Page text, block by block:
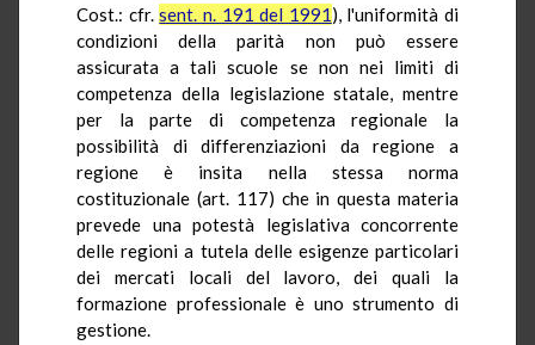
Cost.: cfr.sent. n. 191 del 1991), l'uniformità di
condizioni della parità non può essere
assicurata a tali scuole se non nei limiti di
competenza della legislazione statale, mentre
per la parte di competenza regionale la
possibilità di differenziazioni da regione a
regione è insita nella stessa norma
costituzionale (art. 117) che in questa materia
prevede una potestà legislativa concorrente
delle regioni a tutela delle esigenze particolari
dei mercati locali del lavoro, dei quali la
formazione professionale è uno strumento di
gestione.